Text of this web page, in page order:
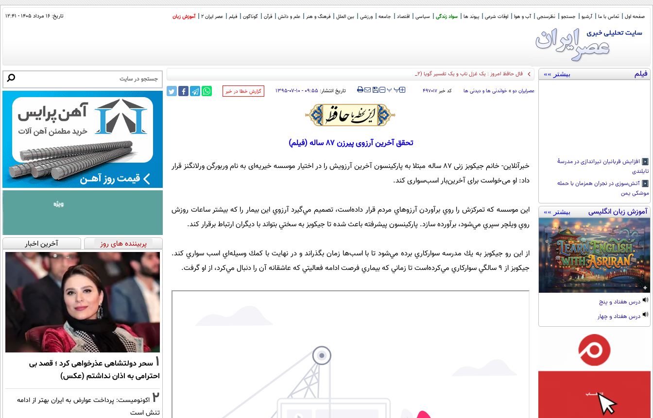
صفحه اول تماس با ما آرشیو جستجو نظرسنجی آب و هوا اوقات شرعی پیوند ها سواد زندگی سیاسی اقتصاد جامعه ورزشی بین الملل فرهنگ و هنر علم و دانش قرآن گوناگون فیلم عصر ایران 2 آموزش زبان تاریخ: ۱۶ مرداد ۱۴۰۵ - ۱۲:۴۱
فیلم بیشتر »»
افزایش قربانیان تیراندازی در مدرسۀ
تایلندی
آتش‌سوزی در نجران همزمان با حمله
موشکی یمن
آموزش زبان انگلیسی بیشتر »»
درس هفتاد و پنج
درس هفتاد و چهار
فال حافظ امروز : یک غزل ناب و یک تفسیر گویا (27 اردیبهشت)
عصرايران دو » خواندنی ها و دیدنی ها کد خبر ۴۹۷۰۱۷ ‍‍‍ پ پ تاریخ انتشار: ۰۹:۵۵ - ۱۰-۰۷-۱۳۹۵ ‌گزارش خطا در خبر
تحقق آخرین‌ آرزوی پیرزن ۸۷ ساله (فیلم)
خبرآنلاین- خانم جیکوبز زنی 87 ساله مبتلا به پارکینسون آخرین آرزویش را در اختیار موسسه‌ خیریه‌ای به نام وربورگن ورلانگنز قرار
داد: او می‌خواست برای آخرین‌بار اسب‌سواری کند.
اين موسسه كه تمركزش را روي برآوردن آرزوهاي مردم قرار داده‌است، تصميم مي‌گيرد آرزوي اين بيمار را كه بيشتر ساعات روزش
روي ويلچر سپري مي‌شود، برآورده سازد. پاركينسون پيشرفته باعث شده تا جيكوبز به سختي بتواند با ديگران ارتباط برقرار كند.
از اين رو جيكوبز به يك مدرسه سواركاري برده مي‌شود تا با اسب‌ها زمان بگذراند و در نهايت با كمك وسيله‌اي اسب سواري كند.
جيكوبز از 9 سالگي سواركاري مي‌كرده‌است تا زماني كه بيماري فرصت ادامه فعاليتي كه عاشقانه آن را دنبال مي‌كرد، از او گرفت.
پربیننده های روز آخرین اخبار
1 سحر دولتشاهی عذرخواهی کرد ؛ قصد بی
احترامی به اذان نداشتم (عکس)
2 اکونومیست: پرداخت عوارض به ایران بهتر از ادامه
تنش است